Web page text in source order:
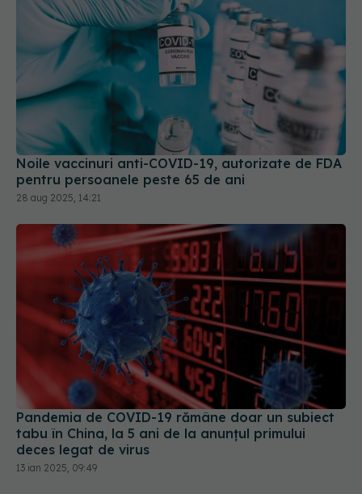
Noile vaccinuri anti-COVID-19, autorizate de FDA
pentru persoanele peste 65 de ani
28 aug 2025, 14:21
Pandemia de COVID-19 rămâne doar un subiect
tabu în China, la 5 ani de la anunțul primului
deces legat de virus
13 ian 2025, 09:49